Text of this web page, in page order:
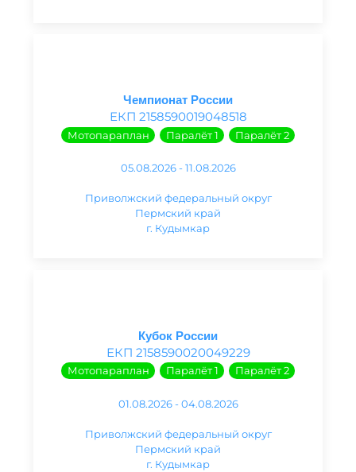
Чемпионат России
ЕКП 2158590019048518
Мотопараплан Паралёт 1 Паралёт 2
05.08.2026 - 11.08.2026
Приволжский федеральный округ
Пермский край
г. Кудымкар
Кубок России
ЕКП 2158590020049229
Мотопараплан Паралёт 1 Паралёт 2
01.08.2026 - 04.08.2026
Приволжский федеральный округ
Пермский край
г. Кудымкар